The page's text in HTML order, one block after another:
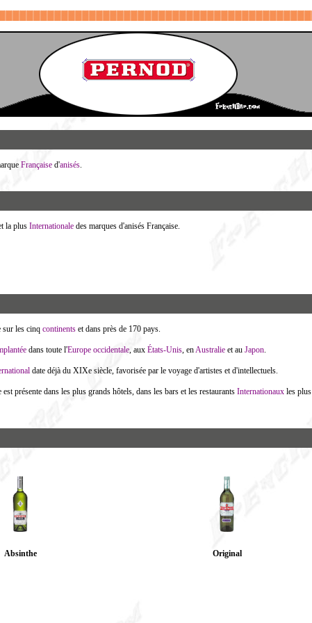
Françaised'anisés.
la plus Internationaledes marques d'anisés Française.
sur les cinq continentset dans près de 170 pays.
dans toute l'Europe occidentale, aux États-Unis, enAustralieet au Japon.
date déjà du XIXe siècle, favorisée par le voyage d'artistes et d'intellectuels.
présente dans les plus grands hôtels, dans les bars et les restaurants Internationauxles plus
Absinthe Original